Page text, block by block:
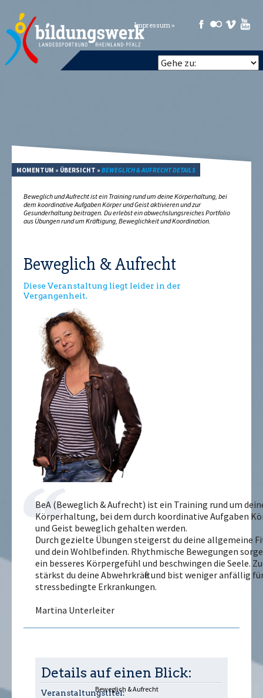
Impressum »
MOMENTUM » ÜBERSICHT » BEWEGLICH & AUFRECHT DETAILS
Beweglich und Aufrecht ist ein Training rund um deine Körperhaltung, bei
dem koordinative Aufgaben Körper und Geist aktivieren und zur
Gesunderhaltung beitragen. Du erlebst ein abwechslungsreiches Portfolio
aus Übungen rund um Kräftigung, Beweglichkeit und Koordination.
Beweglich & Aufrecht
Diese Veranstaltung liegt leider in der
Vergangenheit.
BeA (Beweglich & Aufrecht) ist ein Training rund um
Körperhaltung, bei dem durch koordinative Aufgaben
und Geist beweglich gehalten werden.
Durch gezielte Übungen steigerst du deine allgemeine
und dein Wohlbefinden. Rhythmische Bewegungen
ein besseres Körpergefühl und beschwingen die Seele.
stärkst du deine Abwehrkräfte und bist weniger anfällig
stressbedingte Erkrankungen.
Martina Unterleiter
Details auf einen Blick:
Veranstaltungstitel:Beweglich & Aufrecht